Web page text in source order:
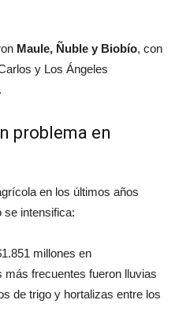
Maule, Ñuble y Biobío, con
y Los Ángeles
problema en
en los últimos años
se intensifica:
millones en
frecuentes fueron lluvias
de trigo y hortalizas entre los